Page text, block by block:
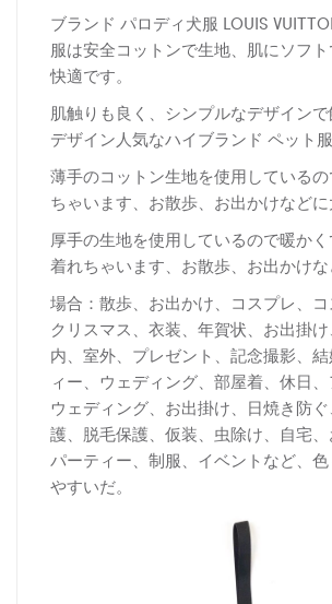
ブランド パロディ犬服 LOUIS
服は安全コットンで生地、肌にソフ
快適です。
肌触りも良く、シンプルなデザイン
デザイン人気なハイブランド ペット服
薄手のコットン生地を使用している
ちゃいます、お散歩、お出かけなどに
厚手の生地を使用しているので暖か
着れちゃいます、お散歩、お出かけな
場合：散歩、お出かけ、コスプレ、コ
クリスマス、衣装、年賀状、お出掛
内、室外、プレゼント、記念撮影、
ィー、ウェディング、部屋着、休日、
ウェディング、お出掛け、日焼き防
護、脱毛保護、仮装、虫除け、自宅
パーティー、制服、イベントなど、
やすいだ。